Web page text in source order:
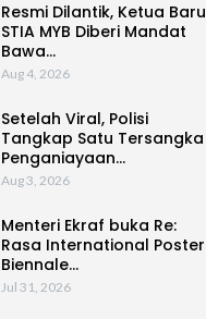
Resmi Dilantik, Ketua Baru
STIA MYB Diberi Mandat
Bawa…
Aug 4, 2026
Setelah Viral, Polisi
Tangkap Satu Tersangka
Penganiayaan…
Aug 3, 2026
Menteri Ekraf buka Re:
Rasa International Poster
Biennale…
Jul 31, 2026